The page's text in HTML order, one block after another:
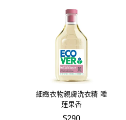
細緻衣物親膚洗衣精 睡
蓮果香